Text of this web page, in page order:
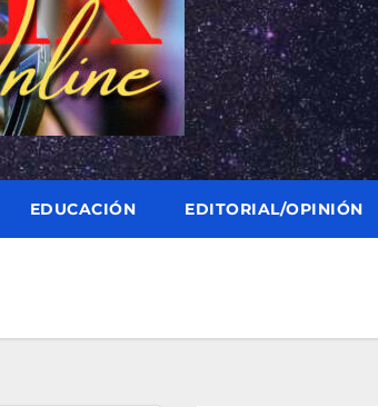
EDUCACIÓN EDITORIAL/OPINIÓN